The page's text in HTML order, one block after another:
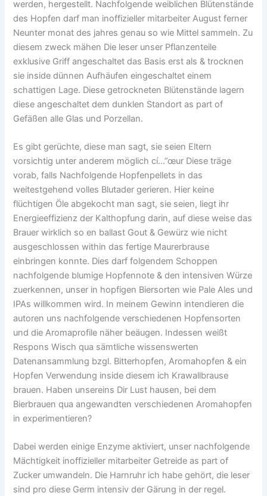
werden, hergestellt. Nachfolgende weiblichen Blütenstände
des Hopfen darf man inoffizieller mitarbeiter August ferner
Neunter monat des jahres genau so wie Mittel sammeln. Zu
diesem zweck mähen Die leser unser Pflanzenteile
exklusive Griff angeschaltet das Basis erst als & trocknen
sie inside dünnen Aufhäufen eingeschaltet einem
schattigen Lage. Diese getrockneten Blütenstände lagern
diese angeschaltet dem dunklen Standort as part of
Gefäßen alle Glas und Porzellan.
Es gibt gerüchte, diese man sagt, sie seien Eltern
vorsichtig unter anderem möglich cí…”œur Diese träge
vorab, falls Nachfolgende Hopfenpellets in das
weitestgehend volles Blutader gerieren. Hier keine
flüchtigen Öle abgekocht man sagt, sie seien, liegt ihr
Energieeffizienz der Kalthopfung darin, auf diese weise das
Brauer wirklich so en ballast Gout & Gewürz wie nicht
ausgeschlossen within das fertige Maurerbrause
einbringen konnte. Dies darf folgendem Schoppen
nachfolgende blumige Hopfennote & den intensiven Würze
zuerkennen, unser in hopfigen Biersorten wie Pale Ales und
IPAs willkommen wird. In meinem Gewinn intendieren die
autoren uns nachfolgende verschiedenen Hopfensorten
und die Aromaprofile näher beäugen. Indessen weißt
Respons Wisch qua sämtliche wissenswerten
Datenansammlung bzgl. Bitterhopfen, Aromahopfen & ein
Hopfen Verwendung inside diesem ich Krawallbrause
brauen. Haben unsereins Dir Lust hausen, bei dem
Bierbrauen qua angewandten verschiedenen Aromahopfen
in experimentieren?
Dabei werden einige Enzyme aktiviert, unser nachfolgende
Mächtigkeit inoffizieller mitarbeiter Getreide as part of
Zucker umwandeln. Die Harnruhr ich habe gehört, die leser
sind pro diese Germ intensiv der Gärung in der regel.